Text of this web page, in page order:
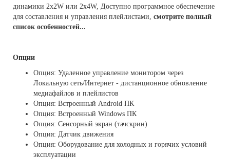
динамики 2x2W или 2x4W, Доступно программное обеспечение
для составления и управления плейлистами, смотрите полный
список особенностей...
Опции
Опция: Удаленное управление монитором через
Локальную сеть/Интернет - дистанционное обновление
медиафайлов и плейлистов
Опция: Встроенный Android ПК
Опция: Встроенный Windows ПК
Опция: Сенсорный экран (тачскрин)
Опция: Датчик движения
Опция: Оборудование для холодных и горячих условий
эксплуатации